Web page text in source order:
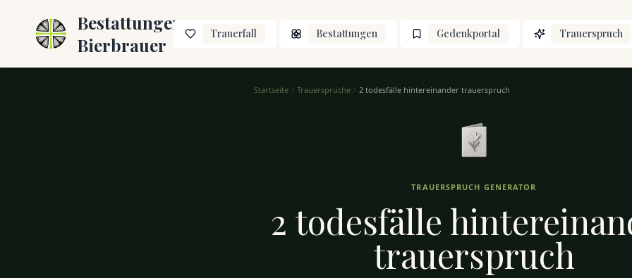
Bestattungen
Bierbrauer
Trauerfall Bestattungen Gedenkportal Trauerspruch
Startseite Trauersprüche 2 todesfälle hintereinander trauerspruch
TRAUERSPRUCH GENERATOR
2 todesfälle
trauerspruch